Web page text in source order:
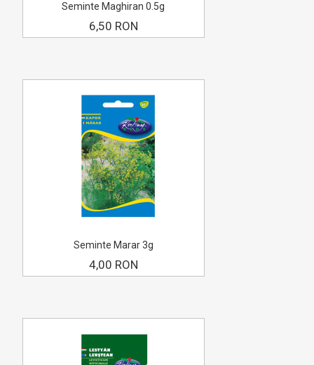
Seminte Maghiran 0.5g
6,50 RON
Seminte Marar 3g
4,00 RON